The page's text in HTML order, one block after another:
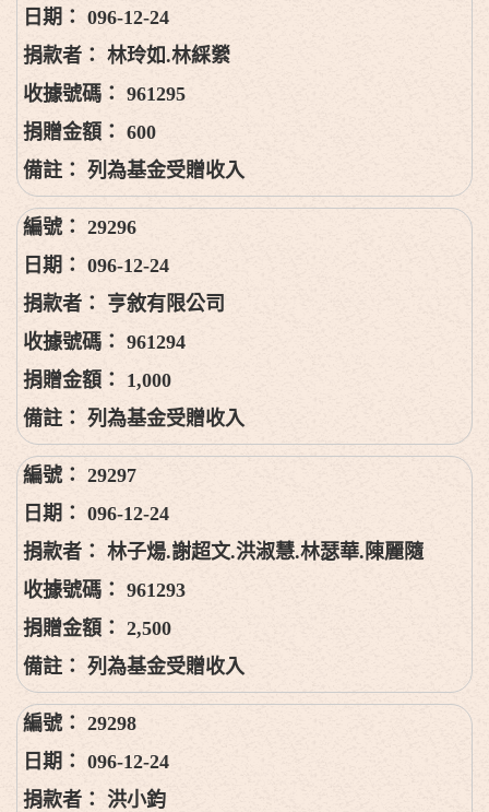
096-12-24
林玲如.林綵縈
961295
600
列為基金受贈收入
29296
096-12-24
亨敘有限公司
961294
1,000
列為基金受贈收入
29297
096-12-24
林子煬.謝超文.洪淑慧.林瑟華.陳麗隨
961293
2,500
列為基金受贈收入
29298
096-12-24
洪小鈞